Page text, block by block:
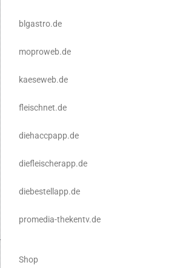
blgastro.de
moproweb.de
kaeseweb.de
fleischnet.de
diehaccpapp.de
diefleischerapp.de
diebestellapp.de
promedia-thekentv.de
Shop